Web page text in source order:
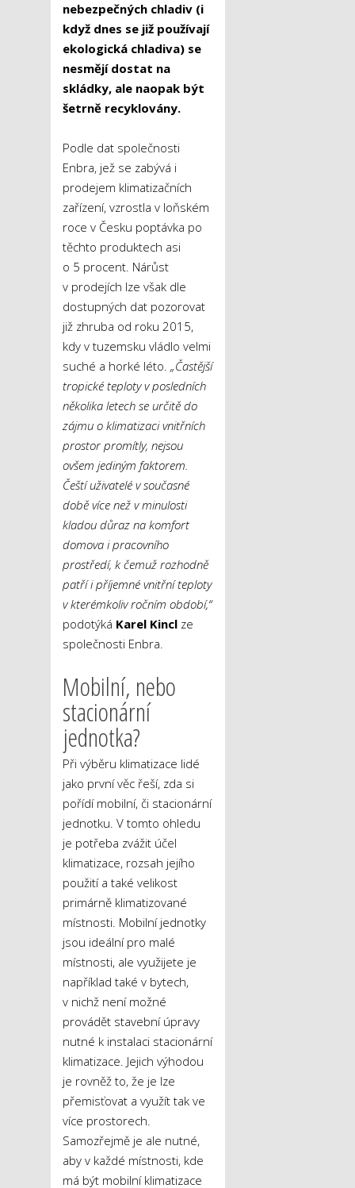
nebezpečných chladiv (i
když dnes se již používají
ekologická chladiva) se
nesmějí dostat na
skládky, ale naopak být
šetrně recyklovány.
Podle dat společnosti
Enbra, jež se zabývá i
prodejem klimatizačních
zařízení, vzrostla v loňském
roce v Česku poptávka po
těchto produktech asi
o 5 procent. Nárůst
v prodejích lze však dle
dostupných dat pozorovat
již zhruba od roku 2015,
kdy v tuzemsku vládlo velmi
suché a horké léto. „Častější
tropické teploty v posledních
několika letech se určitě do
zájmu o klimatizaci vnitřních
prostor promítly, nejsou
ovšem jediným faktorem.
Čeští uživatelé v současné
době více než v minulosti
kladou důraz na komfort
domova i pracovního
prostředí, k čemuž rozhodně
patří i příjemné vnitřní teploty
v kterémkoliv ročním období,“
podotýká Karel Kincl ze
společnosti Enbra.
Mobilní, nebo
stacionární
jednotka?
Při výběru klimatizace lidé
jako první věc řeší, zda si
pořídí mobilní, či stacionární
jednotku. V tomto ohledu
je potřeba zvážit účel
klimatizace, rozsah jejího
použití a také velikost
primárně klimatizované
místnosti. Mobilní jednotky
jsou ideální pro malé
místnosti, ale využijete je
například také v bytech,
v nichž není možné
provádět stavební úpravy
nutné k instalaci stacionární
klimatizace. Jejich výhodou
je rovněž to, že je lze
přemisťovat a využít tak ve
více prostorech.
Samozřejmě je ale nutné,
aby v každé místnosti, kde
má být mobilní klimatizace